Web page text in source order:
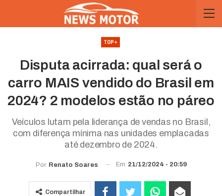
TOP+
Disputa acirrada: qual será o
carro MAIS vendido do Brasil em
2024? 2 modelos estão no páreo
Veículos lutam pela liderança de vendas no Brasil,
com diferença mínima nas unidades emplacadas
até dezembro de 2024.
Por Renato Soares Em 21/12/2024 - 20:59
Compartilhar